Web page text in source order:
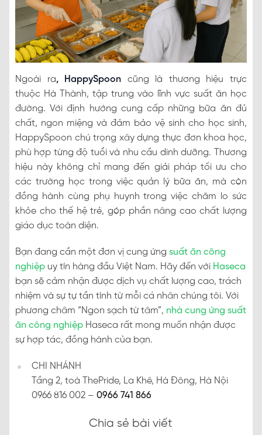
Ngoài ra, HappySpoon cũng là thương hiệu trực
thuộc Hà Thành, tập trung vào lĩnh vực suất ăn học
đường. Với định hướng cung cấp những bữa ăn đủ
chất, ngon miệng và đảm bảo vệ sinh cho học sinh,
HappySpoon chú trọng xây dựng thực đơn khoa học,
phù hợp từng độ tuổi và nhu cầu dinh dưỡng. Thương
hiệu này không chỉ mang đến giải pháp tối ưu cho
các trường học trong việc quản lý bữa ăn, mà còn
đồng hành cùng phụ huynh trong việc chăm lo sức
khỏe cho thế hệ trẻ, góp phần nâng cao chất lượng
giáo dục toàn diện.
Bạn đang cần một đơn vị cung ứng suất ăn công
nghiệp uy tín hàng đầu Việt Nam. Hãy đến với Haseca
bạn sẽ cảm nhận được dịch vụ chất lượng cao, trách
nhiệm và sự tự tần tình từ mỗi cá nhân chúng tôi. Với
phương châm “Ngon sạch từ tâm”, nhà cung ứng suất
ăn công nghiệp Haseca rất mong muốn nhận được
sự hợp tác, đồng hành của bạn.
CHI NHÁNH
Tầng 2, toà ThePride, La Khê, Hà Đông, Hà Nội
0966 816 002 – 0966 741 866
Chia sẻ bài viết